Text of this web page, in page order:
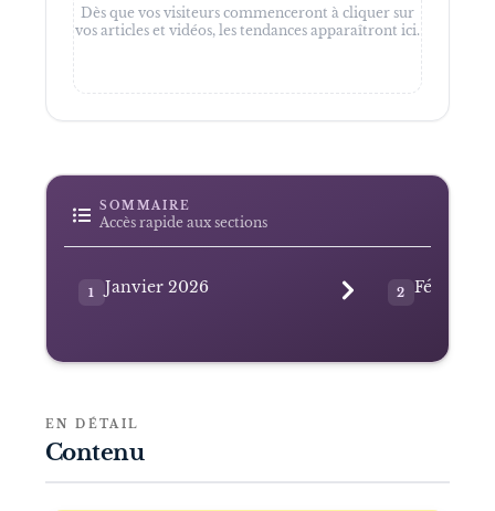
Dès que vos visiteurs commenceront à cliquer sur
vos articles et vidéos, les tendances apparaîtront ici.
SOMMAIRE
Accès rapide aux sections
1 Janvier 2026 2 Février et
EN DÉTAIL
Contenu